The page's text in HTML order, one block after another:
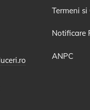
Termeni
Notificare
ANPC